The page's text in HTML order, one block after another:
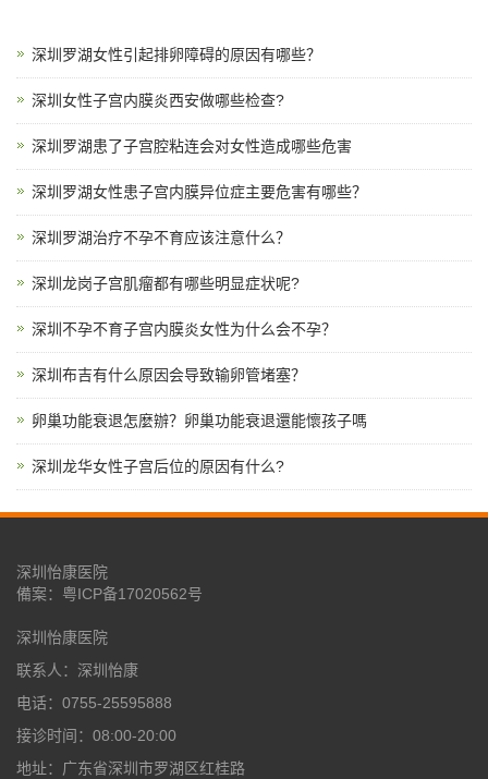
深圳罗湖女性引起排卵障碍的原因有哪些？
深圳女性子宫内膜炎西安做哪些检查?
深圳罗湖患了子宫腔粘连会对女性造成哪些危害
深圳罗湖女性患子宫内膜异位症主要危害有哪些？
深圳罗湖治疗不孕不育应该注意什么？
深圳龙岗子宫肌瘤都有哪些明显症状呢?
深圳不孕不育子宫内膜炎女性为什么会不孕？
深圳布吉有什么原因会导致输卵管堵塞？
卵巢功能衰退怎麼辦？卵巢功能衰退還能懷孩子嗎
深圳龙华女性子宫后位的原因有什么?
深圳怡康医院
備案： 粤ICP备17020562号
深圳怡康医院
联系人：深圳怡康
电话：0755-25595888
接诊时间：08:00-20:00
地址：广东省深圳市罗湖区红桂路